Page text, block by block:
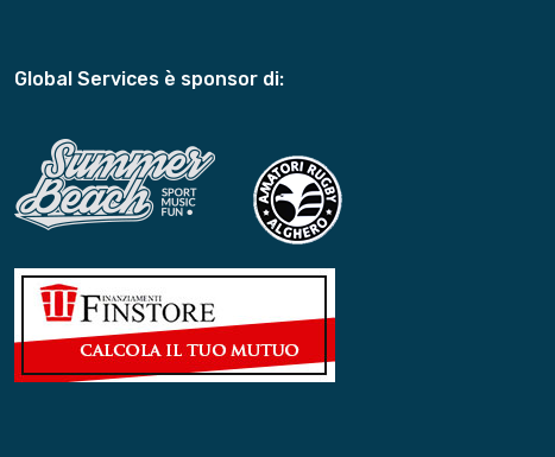
Global Services è sponsor di: